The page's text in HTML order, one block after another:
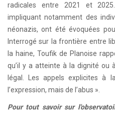
radicales entre 2021 et
impliquant notamment des
néonazis, ont été évoquées
Interrogé sur la frontière entre
la haine, Toufik de Planoise
qu’il y a atteinte à la dignité ou
légal. Les appels explicites à
l’expression, mais de l’abus ».
Pour tout savoir sur